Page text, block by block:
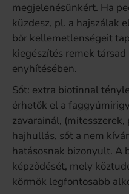
megjelenésünkért. Ha
küzdesz, pl. a hajszálak
bőr kellemetlenségeit
kiegészítés remek
enyhítésében.
Sőt: extra biotinnal
érhetők el a
zavarainál, (mitesszerek,
hajhullás, sőt a nem
hatásosnak bizonyult. A
képződését, mely
körmök legfontosabb